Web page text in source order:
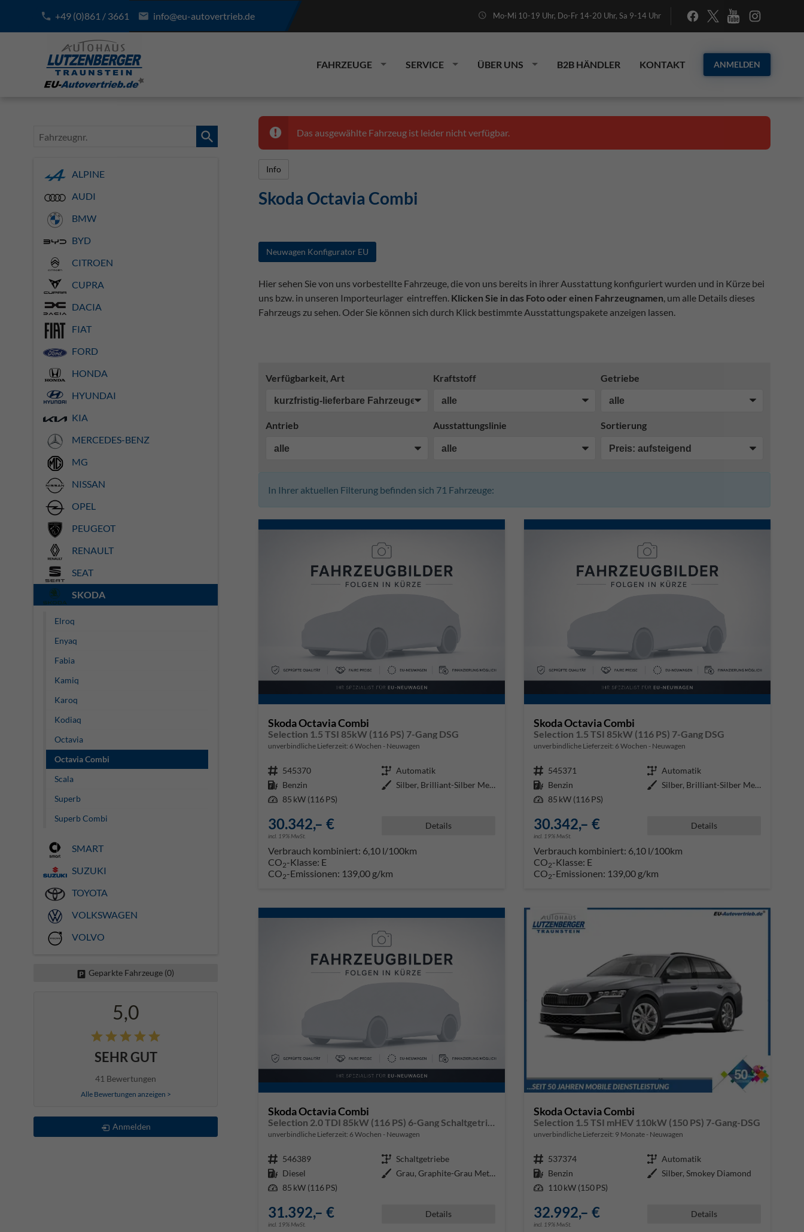
+49 (0)861 / 3661 info@eu-autovertrieb.de Mo-Mi 10-19 Uhr, Do-Fr 14-20 Uhr, Sa 9-14 Uhr
FAHRZEUGE SERVICE ÜBER UNS B2B HÄNDLER KONTAKT ANMELDEN
Das ausgewählte Fahrzeug ist leider nicht verfügbar.
Info
Skoda Octavia Combi
Neuwagen Konfigurator EU
Hier sehen Sie von uns vorbestellte Fahrzeuge, die von uns bereits in ihrer Ausstattung konfiguriert wurden und in Kürze bei
uns bzw. in unseren Importeurlager eintreffen. Klicken Sie in das Foto oder einen Fahrzeugnamen , um alle Details dieses
Fahrzeugs zu sehen. Oder Sie können sich durch Klick bestimmte Ausstattungspakete anzeigen lassen.
Verfügbarkeit, Art Kraftstoff Getriebe
Antrieb Ausstattungslinie Sortierung
In Ihrer aktuellen Filterung befinden sich 71 Fahrzeuge:
Skoda Octavia Combi
Selection 1.5 TSI 85kW (116 PS) 7-Gang DSG
unverbindliche Lieferzeit: 6 Wochen Neuwagen
Fahrzeugnr. 545370 Getriebe Automatik
Kraftstoff Benzin Außenfarbe
Silber, Brilliant-Silber Metalli
Leistung 85 kW (116 PS)
30.342,– €
incl. 19% MwSt.
Details
Verbrauch kombiniert: 6,10 l/100km
CO2-Klasse: E
CO2-Emissionen: 139,00 g/km
Skoda Octavia Combi
Selection 1.5 TSI 85kW (116 PS) 7-Gang DSG
unverbindliche Lieferzeit: 6 Wochen Neuwagen
Fahrzeugnr. 545371 Getriebe Automatik
Kraftstoff Benzin Außenfarbe
Silber, Brilliant-Silber Metalli
Leistung 85 kW (116 PS)
30.342,– €
incl. 19% MwSt.
Details
Verbrauch kombiniert: 6,10 l/100km
CO2-Klasse: E
CO2-Emissionen: 139,00 g/km
Skoda Octavia Combi
Selection 2.0 TDI 85kW (116 PS) 6-Gang Schaltgetriebe
unverbindliche Lieferzeit: 6 Wochen Neuwagen
Fahrzeugnr. 546389 Getriebe Schaltgetriebe
Kraftstoff Diesel Außenfarbe
Grau, Graphite-Grau Metallic (5X
Leistung 85 kW (116 PS)
31.392,– €
incl. 19% MwSt.
Details
Skoda Octavia Combi
Selection 1.5 TSI mHEV 110kW (150 PS) 7-Gang-DSG
unverbindliche Lieferzeit: 9 Monate Neuwagen
Fahrzeugnr. 537374 Getriebe Automatik
Kraftstoff Benzin Außenfarbe Silber, Smokey Diamond
Leistung 110 kW (150 PS)
32.992,– €
incl. 19% MwSt.
Details
Fahrzeugnr.
ALPINE
AUDI
BMW
BYD
CITROEN
CUPRA
DACIA
FIAT
FORD
HONDA
HYUNDAI
KIA
MERCEDES-BENZ
MG
NISSAN
OPEL
PEUGEOT
RENAULT
SEAT
SKODA
Elroq
Enyaq
Fabia
Kamiq
Karoq
Kodiaq
Octavia
Octavia Combi
Scala
Superb
Superb Combi
SMART
SUZUKI
TOYOTA
VOLKSWAGEN
VOLVO
Geparkte Fahrzeuge (0)
5,0
SEHR GUT
41 Bewertungen
Alle Bewertungen anzeigen >
Anmelden